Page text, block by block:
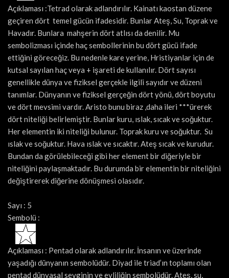
Açıklaması :Tetrad olarak adlandırılır. Kainatı kaostan düzene
geçiren dört temel gücün ifadesidir. Bunlar Ateş, Su, Toprak ve
Havadır. Bunlara mahşerin dört atlısı da denilir. Mu
sembolizması içinde haç sembollerinin bu dört gücü ifade
ettiğini göreceğiz. Bu nedenle kare yerine, Hristiyanlar için de
kutsal sayılan haç veya + işareti de kullanılır. Dört sayısı
genellikle dünya ve fiziksel gerçekle ilgili sayıdır ve düzeni
tanımlar. Dünyanın ve fiziksel gerçeğin dört yönü, dört boyutu
ve dört mevsimi vardır. Aristo bunu biraz ,daha ileri ***ürerek
dört niteliği belirlemiştir. Bunlar kuru, ıslak, sıcak ve soğuktur.
Her elementin iki niteliği bulunur. Toprak kuru ve soğuktur. Su
ıslak ve soğuktur. Hava ıslak ve sıcaktır. Ateş sıcak ve kurudur.
Bundan da görülebileceği gibi her element bir diğeriyle bir
niteliğini paylaşmaktadır. Bu durumda bir elementin bir niteliğini
değiştirerek diğerine dönüşmesi olasıdır.
Sayı : 5
Sembolü :
Açıklaması : Pentad olarak adlandırılır. İnsanın ve üzerinde
yaşadığı dünyanın sembolüdür. Diyad ile triad’ın toplamı olan
pentad dünyasal sevginin ve evliliğin sembolüdür. Ateş, su,